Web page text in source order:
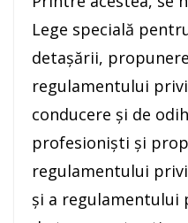
Lege specială
detaşării,
regulamentului
conducere şi de
profesionişti şi
regulamentului
şi a regulamentului